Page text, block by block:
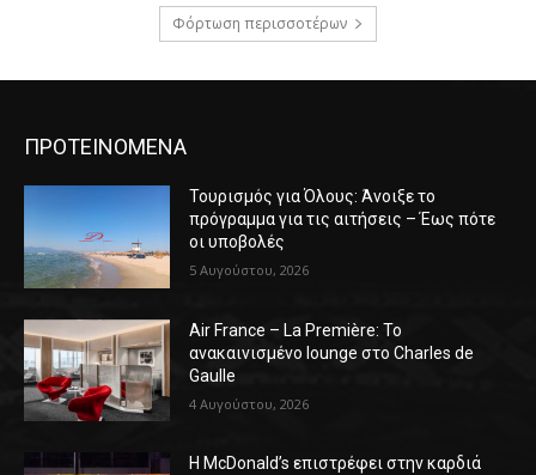
Φόρτωση περισσοτέρων
ΠΡΟΤΕΙΝΟΜΕΝΑ
Τουρισμός για Όλους: Άνοιξε το
πρόγραμμα για τις αιτήσεις – Έως πότε
οι υποβολές
5 Αυγούστου, 2026
Air France – La Première: Το
ανακαινισμένο lounge στο Charles de
Gaulle
4 Αυγούστου, 2026
Η McDonald’s επιστρέφει στην καρδιά